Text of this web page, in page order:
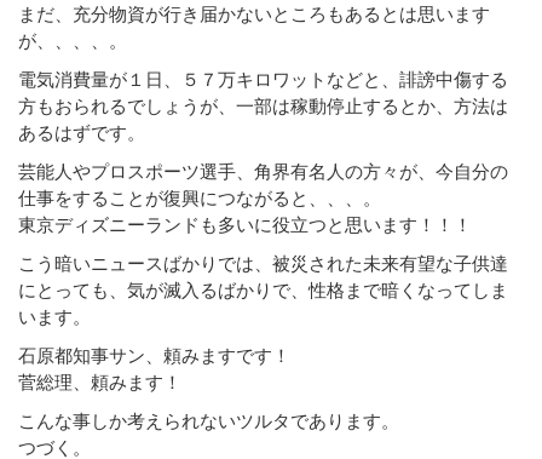
まだ、充分物資が行き届かないところもあるとは思います
が、、、、。
電気消費量が１日、５７万キロワットなどと、誹謗中傷する
方もおられるでしょうが、一部は稼動停止するとか、方法は
あるはずです。
芸能人やプロスポーツ選手、角界有名人の方々が、今自分の
仕事をすることが復興につながると、、、。
東京ディズニーランドも多いに役立つと思います！！！
こう暗いニュースばかりでは、被災された未来有望な子供達
にとっても、気が滅入るばかりで、性格まで暗くなってしま
います。
石原都知事サン、頼みますです！
菅総理、頼みます！
こんな事しか考えられないツルタであります。
つづく。